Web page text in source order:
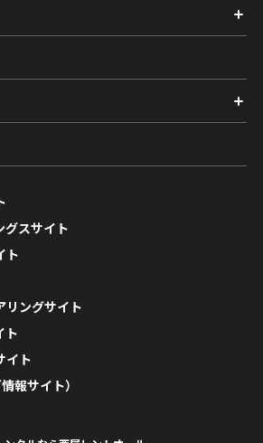
グスサイト
ト
リングサイト
ト
イト
報サイト）